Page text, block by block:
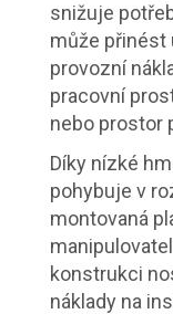
snižuje
může přinést
provozní
pracovní
nebo prostor
Díky nízké
pohybuje v
montovaná
konstrukci
náklady na